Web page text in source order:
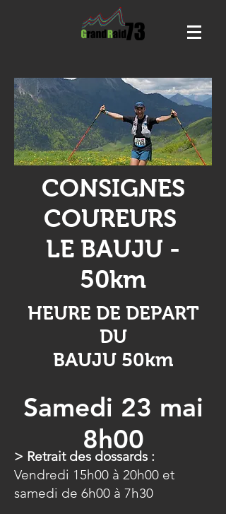
CONSIGNES
COUREURS
LE BAUJU -
50km
HEURE DE DEPART
DU
BAUJU 50km
Samedi 23 mai
8h00
> Retrait des dossards :
Vendredi 15h00 à 20h00 et
samedi de 6h00 à 7h30